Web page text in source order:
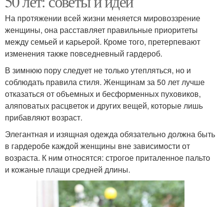
На протяжении всей жизни меняется мировоззрение
женщины, она расставляет правильные приоритеты
между семьей и карьерой. Кроме того, претерпевают
изменения также повседневный гардероб.
В зимнюю пору следует не только утепляться, но и
соблюдать правила стиля. Женщинам за 50 лет лучше
отказаться от объемных и бесформенных пуховиков,
аляповатых расцветок и других вещей, которые лишь
прибавляют возраст.
Элегантная и изящная одежда обязательно должна быть
в гардеробе каждой женщины вне зависимости от
возраста. К ним относятся: строгое приталенное пальто
и кожаные плащи средней длины.